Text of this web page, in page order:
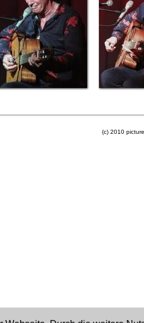
(c) 2010